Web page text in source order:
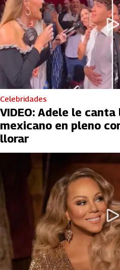
Celebridades
VIDEO: Adele le
mexicano en pleno
llorar